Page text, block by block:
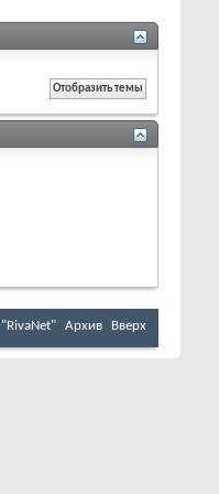
"RivaNet" Архив Вверх